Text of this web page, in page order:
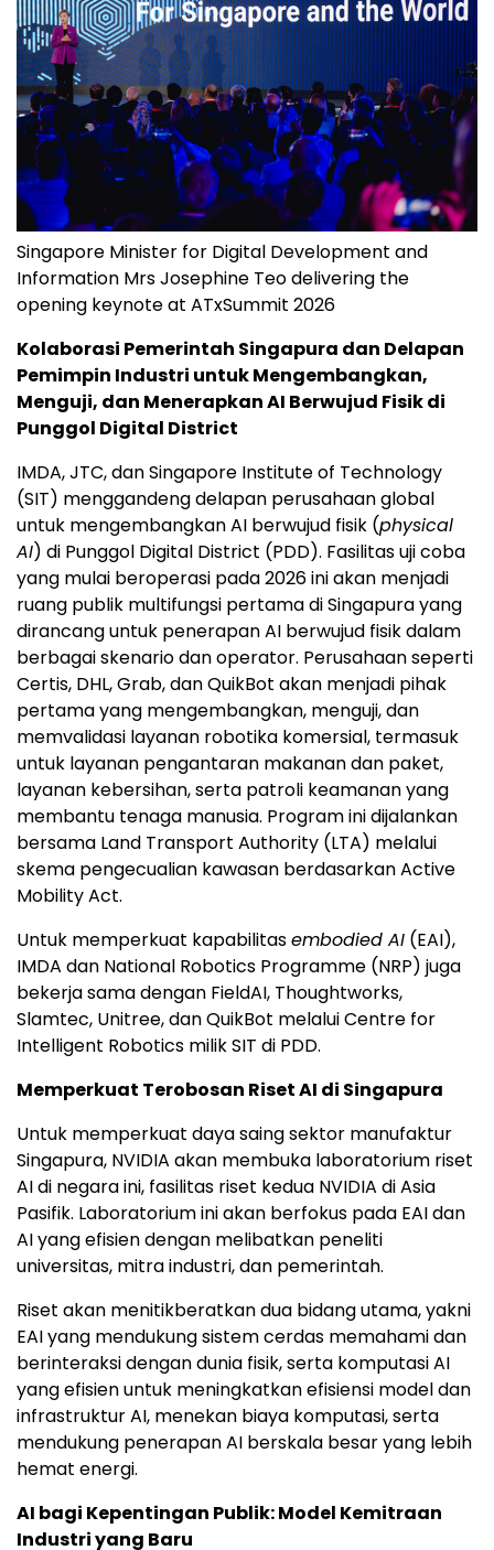
Singapore Minister for Digital Development and
Information Mrs Josephine Teo delivering the
opening keynote at ATxSummit 2026
Kolaborasi Pemerintah Singapura dan Delapan
Pemimpin Industri untuk Mengembangkan,
Menguji, dan Menerapkan AI Berwujud Fisik di
Punggol Digital District
IMDA, JTC, dan Singapore Institute of Technology
(SIT) menggandeng delapan perusahaan global
untuk mengembangkan AI berwujud fisik (physical
AI) di Punggol Digital District (PDD). Fasilitas uji coba
yang mulai beroperasi pada 2026 ini akan menjadi
ruang publik multifungsi pertama di Singapura yang
dirancang untuk penerapan AI berwujud fisik dalam
berbagai skenario dan operator. Perusahaan seperti
Certis, DHL, Grab, dan QuikBot akan menjadi pihak
pertama yang mengembangkan, menguji, dan
memvalidasi layanan robotika komersial, termasuk
untuk layanan pengantaran makanan dan paket,
layanan kebersihan, serta patroli keamanan yang
membantu tenaga manusia. Program ini dijalankan
bersama Land Transport Authority (LTA) melalui
skema pengecualian kawasan berdasarkan Active
Mobility Act.
Untuk memperkuat kapabilitasembodied AI (EAI),
IMDA dan National Robotics Programme (NRP) juga
bekerja sama dengan FieldAI, Thoughtworks,
Slamtec, Unitree, dan QuikBot melalui Centre for
Intelligent Robotics milik SIT di PDD.
Memperkuat Terobosan Riset AI di Singapura
Untuk memperkuat daya saing sektor manufaktur
Singapura, NVIDIA akan membuka laboratorium riset
AI di negara ini, fasilitas riset kedua NVIDIA di Asia
Pasifik. Laboratorium ini akan berfokus pada EAI dan
AI yang efisien dengan melibatkan peneliti
universitas, mitra industri, dan pemerintah.
Riset akan menitikberatkan dua bidang utama, yakni
EAI yang mendukung sistem cerdas memahami dan
berinteraksi dengan dunia fisik, serta komputasi AI
yang efisien untuk meningkatkan efisiensi model dan
infrastruktur AI, menekan biaya komputasi, serta
mendukung penerapan AI berskala besar yang lebih
hemat energi.
AI bagi Kepentingan Publik: Model Kemitraan
Industri yang Baru